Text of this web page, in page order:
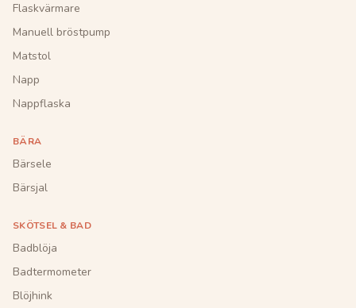
Flaskvärmare
Manuell bröstpump
Matstol
Napp
Nappflaska
BÄRA
Bärsele
Bärsjal
SKÖTSEL & BAD
Badblöja
Badtermometer
Blöjhink